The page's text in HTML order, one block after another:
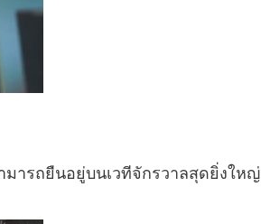
ารถยืนอยู่บนเวทีจักรวาลสุดยิ่งใหญ่